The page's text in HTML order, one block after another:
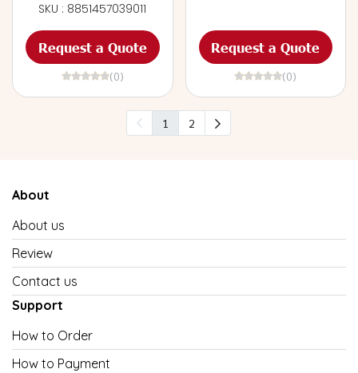
SKU : 8851457039011
Request a Quote
(0)
Request a Quote
(0)
1 2
About
About us
Review
Contact us
Support
How to Order
How to Payment